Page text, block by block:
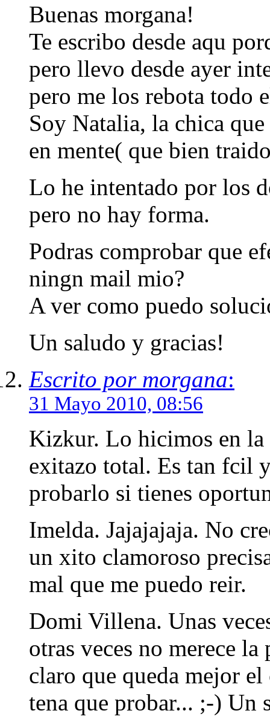
Buenas morgana!
Te escribo desde aqu
pero llevo desde ayer
pero me los rebota todo
Soy Natalia, la chica
en mente( que bien
Lo he intentado por los
pero no hay forma.
Podras comprobar que
ningn mail mio?
A ver como puedo
Un saludo y gracias!
Escrito por morgana:
31 Mayo 2010, 08:56
Kizkur. Lo hicimos en
exitazo total. Es tan fcil
probarlo si tienes
Imelda. Jajajajaja. No
un xito clamoroso
mal que me puedo reir.
Domi Villena. Unas
otras veces no merece la
claro que queda mejor
tena que probar... ;-) Un